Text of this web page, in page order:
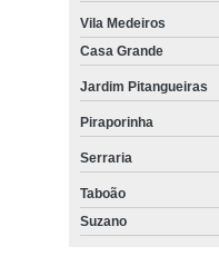
Vila Medeiros
Casa Grande
Jardim Pitangueiras
Piraporinha
Serraria
Taboão
Suzano